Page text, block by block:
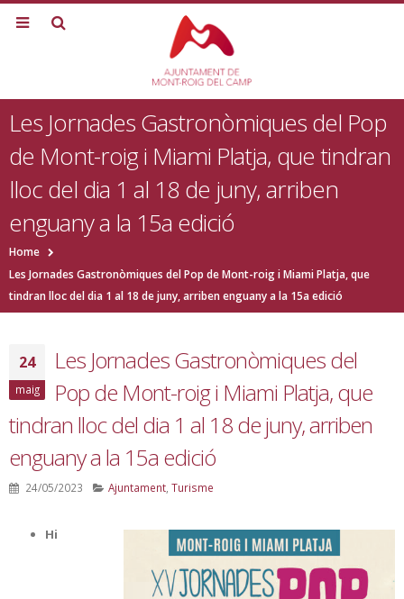
Les Jornades Gastronòmiques del Pop
de Mont-roig i Miami Platja, que tindran
lloc del dia 1 al 18 de juny, arriben
enguany a la 15a edició
Home
Les Jornades Gastronòmiques del Pop de Mont-roig i Miami Platja, que
tindran lloc del dia 1 al 18 de juny, arriben enguany a la 15a edició
24
maig
Les Jornades Gastronòmiques del
Pop de Mont-roig i Miami Platja, que
tindran lloc del dia 1 al 18 de juny, arriben
enguany a la 15a edició
24/05/2023 Ajuntament ,Turisme
Hi